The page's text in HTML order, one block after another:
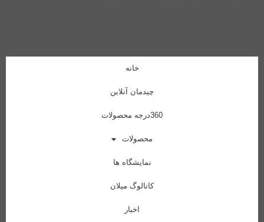
خانه
چیدمان آنلاین
360درجه محصولات
محصولات
نمایشگاه ها
کاتالوگ میلان
اخبار